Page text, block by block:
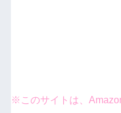
※このサイトは、